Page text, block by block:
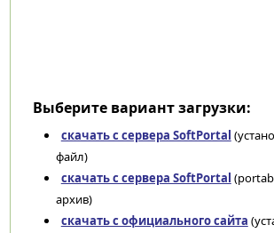
Выберите вариант загрузки:
скачать с сервера SoftPortal
файл)
скачать с сервера SoftPortal
архив)
скачать с официального сайта